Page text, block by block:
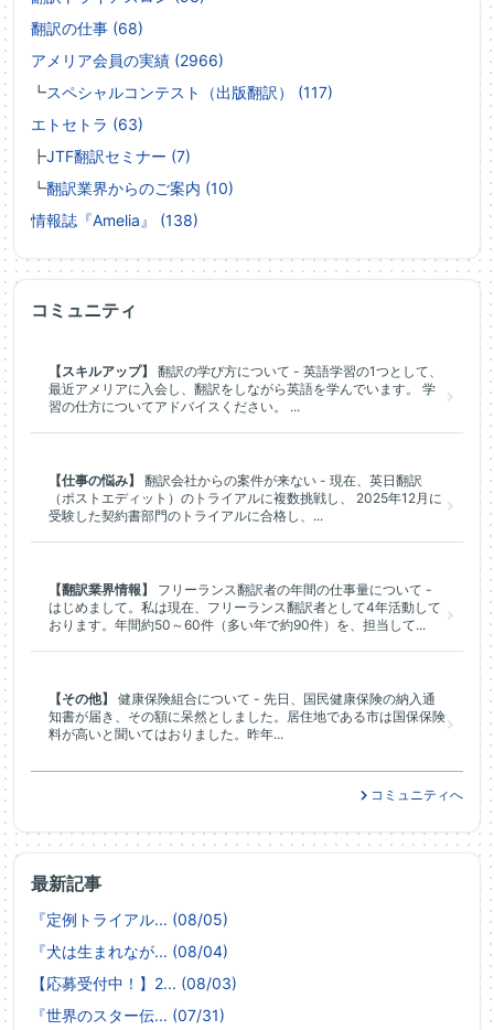
翻訳の仕事 (68)
アメリア会員の実績 (2966)
┗スペシャルコンテスト（出版翻訳） (117)
エトセトラ (63)
┣JTF翻訳セミナー (7)
┗翻訳業界からのご案内 (10)
情報誌『Amelia』 (138)
最新記事
『定例トライアル... (08/05)
『犬は生まれなが... (08/04)
【応募受付中！】2... (08/03)
『世界のスター伝... (07/31)
コミュニティ
【スキルアップ】
翻訳の学び方について - 英語学習の1つとして、
最近アメリアに入会し、翻訳をしながら英語を学んでいます。 学
習の仕方についてアドバイスください。 ...
【仕事の悩み】
翻訳会社からの案件が来ない - 現在、英日翻訳
（ポストエディット）のトライアルに複数挑戦し、 2025年12月に
受験した契約書部門のトライアルに合格し、...
【翻訳業界情報】
フリーランス翻訳者の年間の仕事量について -
はじめまして。私は現在、フリーランス翻訳者として4年活動して
おります。年間約50～60件（多い年で約90件）を、担当して...
【その他】
健康保険組合について - 先日、国民健康保険の納入通
知書が届き、その額に呆然としました。居住地である市は国保保険
料が高いと聞いてはおりました。昨年...
コミュニティへ